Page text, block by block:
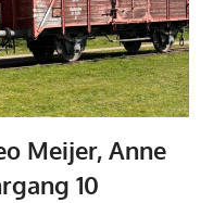
Meijer, Anne
10